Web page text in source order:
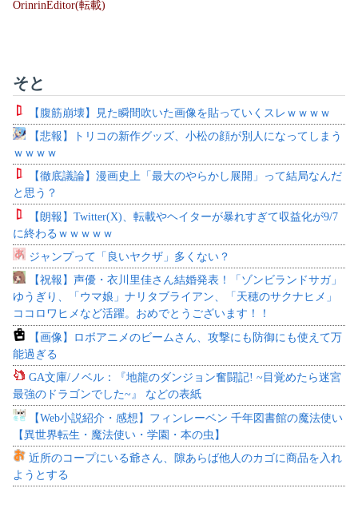
OrinrinEditor(転載)
そと
【腹筋崩壊】見た瞬間吹いた画像を貼っていくスレｗｗｗｗ
【悲報】トリコの新作グッズ、小松の顔が別人になってしまう
ｗｗｗｗ
【徹底議論】漫画史上「最大のやらかし展開」って結局なんだ
と思う？
【朗報】Twitter(X)、転載やヘイターが暴れすぎて収益化が9/7
に終わるｗｗｗｗｗ
ジャンプって「良いヤクザ」多くない？
【祝報】声優・衣川里佳さん結婚発表！「ゾンビランドサガ」
ゆうぎり、「ウマ娘」ナリタブライアン、「天穂のサクナヒメ」
ココロワヒメなど活躍。おめでとうございます！！
【画像】ロボアニメのビームさん、攻撃にも防御にも使えて万
能過ぎる
GA文庫/ノベル：『地龍のダンジョン奮闘記! ~目覚めたら迷宮
最強のドラゴンでした~』 などの表紙
【Web小説紹介・感想】フィンレーベン 千年図書館の魔法使い
【異世界転生・魔法使い・学園・本の虫】
近所のコープにいる爺さん、隙あらば他人のカゴに商品を入れ
ようとする